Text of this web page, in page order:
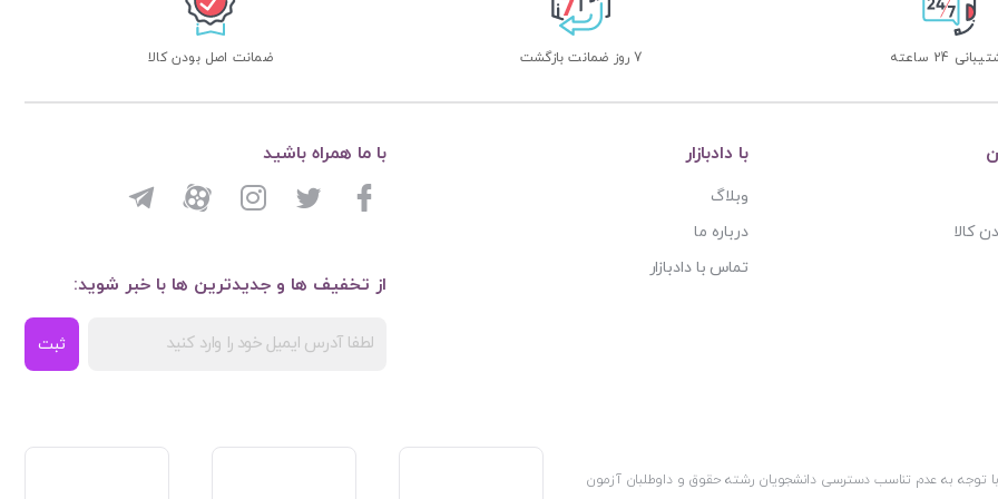
24 ساعته 7 روز ضمانت بازگشت ضمانت اصل بودن کالا
کالا
با دادبازار
وبلاگ
درباره ما
تماس با دادبازار
از تخفیف ها و جدیدترین ها با خبر شوید:
ثبت
با ما همراه باشید
توجه به عدم تناسب دسترسی دانشجویان رشته حقوق و داوطلبان آزمون